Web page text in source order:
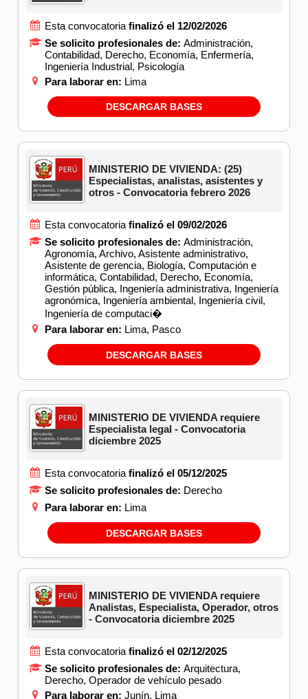
Esta convocatoria finalizó el 12/02/2026
Se solicito profesionales de: Administración,
Contabilidad, Derecho, Economía, Enfermería,
Ingeniería Industrial, Psicología
Para laborar en: Lima
DESCARGAR BASES
MINISTERIO DE VIVIENDA: (25)
Especialistas, analistas, asistentes y
otros - Convocatoria febrero 2026
Esta convocatoria finalizó el 09/02/2026
Se solicito profesionales de: Administración,
Agronomía, Archivo, Asistente administrativo,
Asistente de gerencia, Biología, Computación e
informática, Contabilidad, Derecho, Economía,
Gestión pública, Ingeniería administrativa, Ingeniería
agronómica, Ingeniería ambiental, Ingeniería civil,
Ingeniería de computaci�
Para laborar en: Lima, Pasco
DESCARGAR BASES
MINISTERIO DE VIVIENDA requiere
Especialista legal - Convocatoria
diciembre 2025
Esta convocatoria finalizó el 05/12/2025
Se solicito profesionales de: Derecho
Para laborar en: Lima
DESCARGAR BASES
MINISTERIO DE VIVIENDA requiere
Analistas, Especialista, Operador, otros
- Convocatoria diciembre 2025
Esta convocatoria finalizó el 02/12/2025
Se solicito profesionales de: Arquitectura,
Derecho, Operador de vehículo pesado
Para laborar en: Junín, Lima